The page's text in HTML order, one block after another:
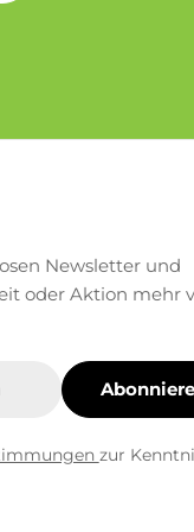
Newsletter und
oder Aktion mehr
zur